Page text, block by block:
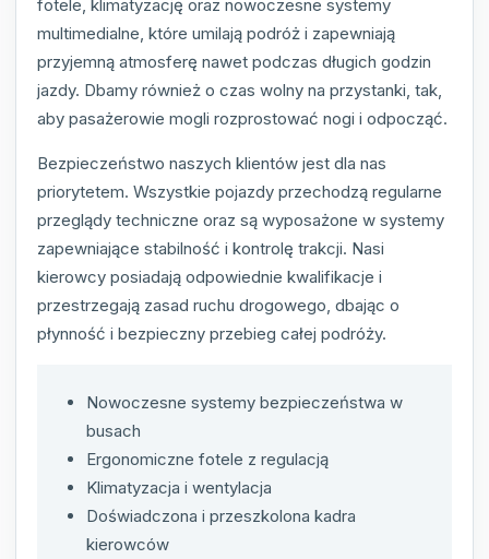
fotele, klimatyzację oraz nowoczesne systemy
multimedialne, które umilają podróż i zapewniają
przyjemną atmosferę nawet podczas długich godzin
jazdy. Dbamy również o czas wolny na przystanki, tak,
aby pasażerowie mogli rozprostować nogi i odpocząć.
Bezpieczeństwo naszych klientów jest dla nas
priorytetem. Wszystkie pojazdy przechodzą regularne
przeglądy techniczne oraz są wyposażone w systemy
zapewniające stabilność i kontrolę trakcji. Nasi
kierowcy posiadają odpowiednie kwalifikacje i
przestrzegają zasad ruchu drogowego, dbając o
płynność i bezpieczny przebieg całej podróży.
Nowoczesne systemy bezpieczeństwa w
busach
Ergonomiczne fotele z regulacją
Klimatyzacja i wentylacja
Doświadczona i przeszkolona kadra
kierowców